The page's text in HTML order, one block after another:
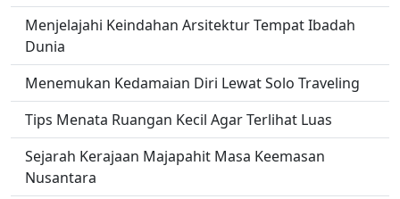
Menjelajahi Keindahan Arsitektur Tempat Ibadah
Dunia
Menemukan Kedamaian Diri Lewat Solo Traveling
Tips Menata Ruangan Kecil Agar Terlihat Luas
Sejarah Kerajaan Majapahit Masa Keemasan
Nusantara